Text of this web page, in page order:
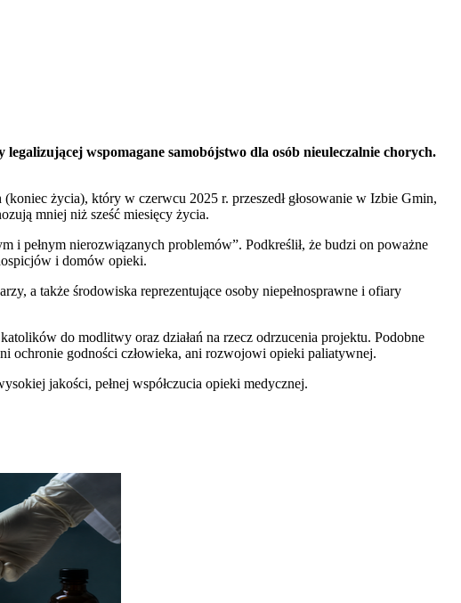
wspomagane samobójstwo dla osób nieuleczalnie chorych.
życia), który w czerwcu 2025 r. przeszedł głosowanie w Izbie Gmin,
mniej niż sześć miesięcy życia.
pełnym nierozwiązanych problemów”. Podkreślił, że budzi on poważne
i domów opieki.
a także środowiska reprezentujące osoby niepełnosprawne i ofiary
do modlitwy oraz działań na rzecz odrzucenia projektu. Podobne
ochronie godności człowieka, ani rozwojowi opieki paliatywnej.
jakości, pełnej współczucia opieki medycznej.